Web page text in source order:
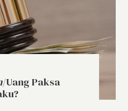
/Uang Paksa